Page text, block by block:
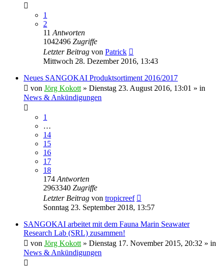
1
2
11 Antworten
1042496 Zugriffe
Letzter Beitrag von Patrick
Mittwoch 28. Dezember 2016, 13:43
Neues SANGOKAI Produktsortiment 2016/2017
von Jörg Kokott » Dienstag 23. August 2016, 13:01 » in
News & Ankündigungen
1
…
14
15
16
17
18
174 Antworten
2963340 Zugriffe
Letzter Beitrag von tropicreef
Sonntag 23. September 2018, 13:57
SANGOKAI arbeitet mit dem Fauna Marin Seawater
Research Lab (SRL) zusammen!
von Jörg Kokott » Dienstag 17. November 2015, 20:32 » in
News & Ankündigungen